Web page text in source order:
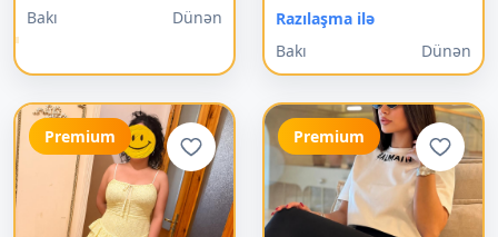
Bakı
Dünən
Razılaşma ilə
Bakı
Dünən
Premium Premium